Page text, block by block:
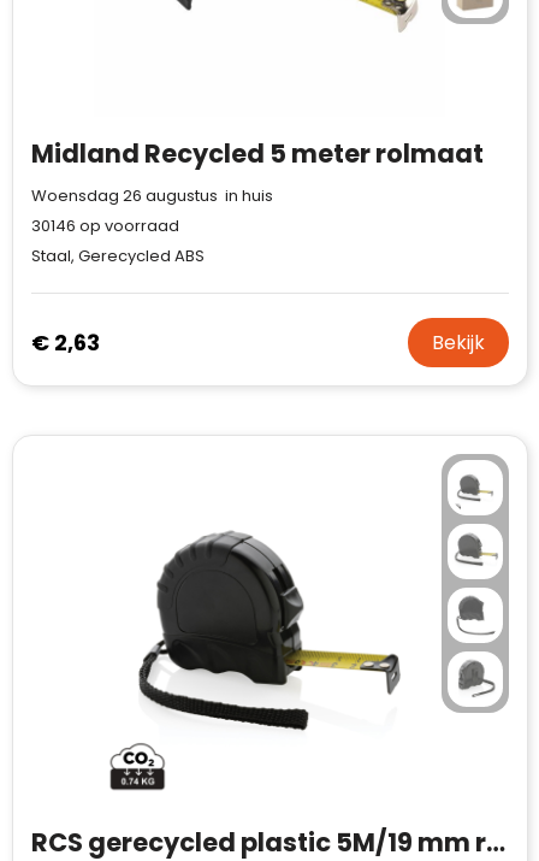
Midland Recycled 5 meter rolmaat
Woensdag 26 augustus in huis
30146 op voorraad
Staal, Gerecycled ABS
€ 2,63 Bekijk
RCS gerecycled plastic 5M/19 mm rolmaat